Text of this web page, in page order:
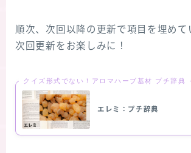
順次、次回以降の更新で項目を埋めて
次回更新をお楽しみに！
クイズ形式でない！アロマハーブ基材 プチ辞典
エレミ：プチ辞典